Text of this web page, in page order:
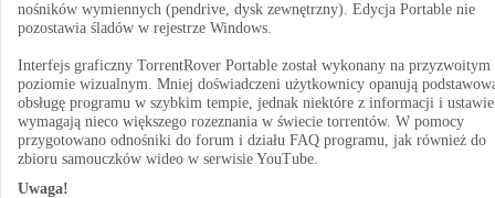
nośników wymiennych (pendrive, dysk zewnętrzny). Edycja Portable nie
pozostawia śladów w rejestrze Windows.
Interfejs graficzny TorrentRover Portable został wykonany na przyzwoitym
poziomie wizualnym. Mniej doświadczeni użytkownicy opanują
obsługę programu w szybkim tempie, jednak niektóre z informacji i
wymagają nieco większego rozeznania w świecie torrentów. W pomocy
przygotowano odnośniki do forum i działu FAQ programu, jak również do
zbioru samouczków wideo w serwisie YouTube.
Uwaga!